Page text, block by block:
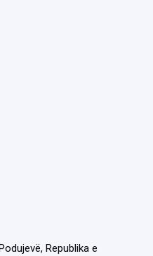
Republika e